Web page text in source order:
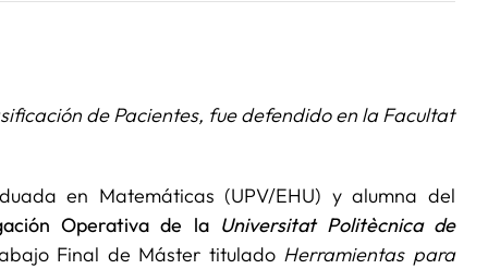
de Pacientes, fue defendido en la Facultat
en Matemáticas (UPV/EHU) y alumna del
Operativa de la Universitat Politècnica de
Final de Máster titulado Herramientas para